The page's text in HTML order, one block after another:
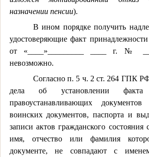
назначении пенсии).
В ином порядке получить
удостоверяющие факт
от «____»_________ ____ г. №
невозможно.
Согласно п. 5 ч. 2 ст. 264 ГПК РФ
дела об установлении факта
правоустанавливающих
воинских документов, паспорта и
записи актов гражданского состояния
имя, отчество или фамилия
документе, не совпадают с